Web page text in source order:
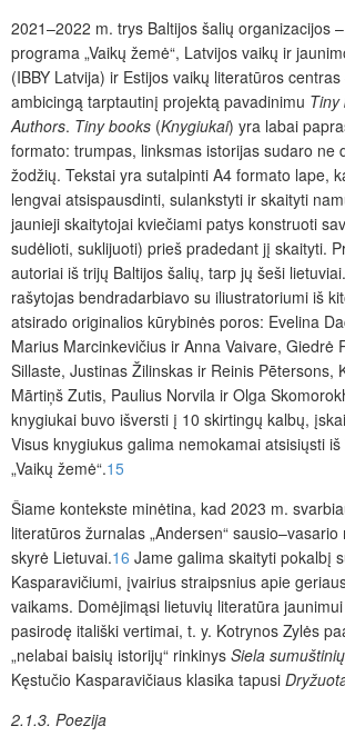
2021–2022 m. trys Baltijos šalių organizacijos
programa „Vaikų žemė“, Latvijos vaikų ir
(IBBY Latvija) ir Estijos vaikų literatūros
ambicingą tarptautinį projektą pavadinimu Tiny
Authors. Tiny books (Knygiukai) yra labai
formato: trumpas, linksmas istorijas sudaro ne
žodžių. Tekstai yra sutalpinti A4 formato lape,
lengvai atsispausdinti, sulankstyti ir skaityti
jaunieji skaitytojai kviečiami patys konstruoti
sudėlioti, suklijuoti) prieš pradedant jį skaityti.
autoriai iš trijų Baltijos šalių, tarp jų šeši
rašytojas bendradarbiavo su iliustratoriumi iš
atsirado originalios kūrybinės poros: Evelina
Marius Marcinkevičius ir Anna Vaivare, Giedrė
Sillaste, Justinas Žilinskas ir Reinis Pētersons,
Mārtiņš Zutis, Paulius Norvila ir Olga
knygiukai buvo išversti į 10 skirtingų kalbų,
Visus knygiukus galima nemokamai atsisiųsti
„Vaikų žemė“.15
Šiame kontekste minėtina, kad 2023 m.
literatūros žurnalas „Andersen“
skyrė Lietuvai.16 Jame galima skaityti pokalbį
Kasparavičiumi, įvairius straipsnius apie
vaikams. Domėjimąsi lietuvių literatūra
pasirodę itališki vertimai, t. y. Kotrynos Zylės
„nelabai baisių istorijų“ rinkinys Siela
Kęstučio Kasparavičiaus klasika tapusi
2.1.3. Poezija